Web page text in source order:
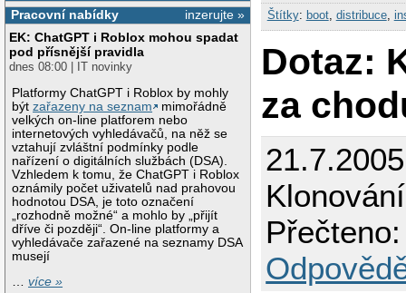
inzerujte »
Pracovní nabídky
EK: ChatGPT i Roblox mohou spadat
pod přísnější pravidla
dnes 08:00 | IT novinky
Platformy ChatGPT i Roblox by mohly
býtzařazeny na seznam
mimořádně
velkých on-line platforem nebo
internetových vyhledávačů, na něž se
vztahují zvláštní podmínky podle
nařízení o digitálních službách (DSA).
Vzhledem k tomu, že ChatGPT i Roblox
oznámily počet uživatelů nad prahovou
hodnotou DSA, je toto označení
„rozhodně možné“ a mohlo by „přijít
dříve či později“. On-line platformy a
vyhledávače zařazené na seznamy DSA
musejí
…více »
Štítky: boot, distribuce,
Dotaz:
za